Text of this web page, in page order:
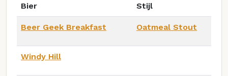
Bier Stijl
Beer Geek Breakfast Oatmeal Stout
Windy Hill